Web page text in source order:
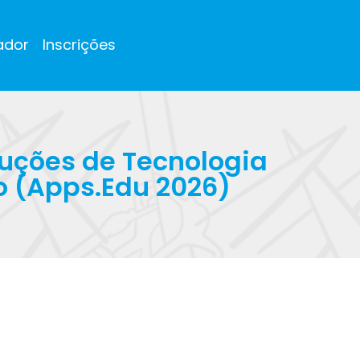
Inscrições
de Tecnologia
2026)